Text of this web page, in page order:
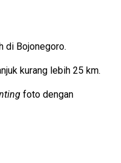
di Bojonegoro.
kurang lebih 25 km.
foto dengan